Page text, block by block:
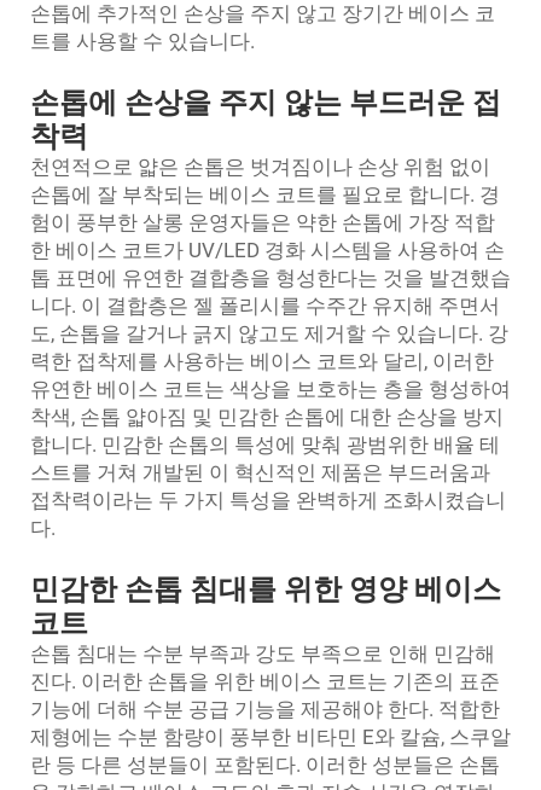
손톱에 추가적인 손상을 주지 않고 장기간 베이스 코
트를 사용할 수 있습니다.
손톱에 손상을 주지 않는 부드러운 접
착력
천연적으로 얇은 손톱은 벗겨짐이나 손상 위험 없이
손톱에 잘 부착되는 베이스 코트를 필요로 합니다. 경
험이 풍부한 살롱 운영자들은 약한 손톱에 가장 적합
한 베이스 코트가 UV/LED 경화 시스템을 사용하여 손
톱 표면에 유연한 결합층을 형성한다는 것을 발견했습
니다. 이 결합층은 젤 폴리시를 수주간 유지해 주면서
도, 손톱을 갈거나 긁지 않고도 제거할 수 있습니다. 강
력한 접착제를 사용하는 베이스 코트와 달리, 이러한
유연한 베이스 코트는 색상을 보호하는 층을 형성하여
착색, 손톱 얇아짐 및 민감한 손톱에 대한 손상을 방지
합니다. 민감한 손톱의 특성에 맞춰 광범위한 배율 테
스트를 거쳐 개발된 이 혁신적인 제품은 부드러움과
접착력이라는 두 가지 특성을 완벽하게 조화시켰습니
다.
민감한 손톱 침대를 위한 영양 베이스
코트
손톱 침대는 수분 부족과 강도 부족으로 인해 민감해
진다. 이러한 손톱을 위한 베이스 코트는 기존의 표준
기능에 더해 수분 공급 기능을 제공해야 한다. 적합한
제형에는 수분 함량이 풍부한 비타민 E와 칼슘, 스쿠알
란 등 다른 성분들이 포함된다. 이러한 성분들은 손톱